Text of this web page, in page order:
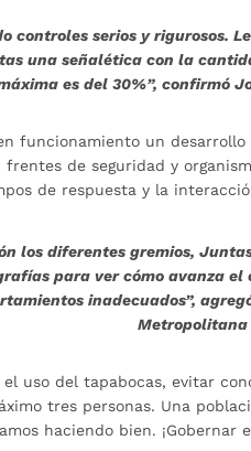
controles serios y rigurosos.
una señalética con la
es del 30%”, confirmó
funcionamiento un
frentes de seguridad y
de respuesta y la
los diferentes gremios,
para ver cómo avanza
inadecuados”,
Metropolitana
uso del tapabocas, evitar
tres personas. Una
haciendo bien. ¡Gobernar